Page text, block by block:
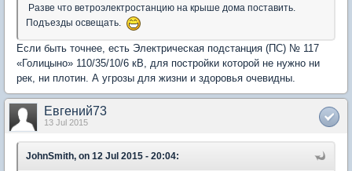
Разве что ветроэлектростанцию на крыше дома поставить.
Подъезды освещать.
Если быть точнее, есть Электрическая подстанция (ПС) № 117
«Голицыно» 110/35/10/6 кВ, для постройки которой не нужно ни
рек, ни плотин. А угрозы для жизни и здоровья очевидны.
Евгений73
13 Jul 2015
JohnSmith, on 12 Jul 2015 - 20:04: